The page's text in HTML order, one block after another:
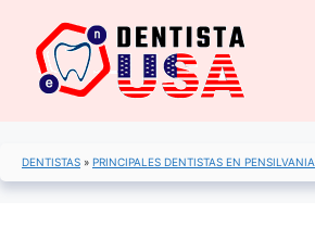
contenido
DENTISTAS » PRINCIPALES DENTISTAS EN PENSILVANIA